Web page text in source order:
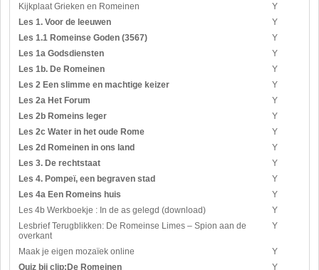
Kijkplaat Grieken en Romeinen
Y
Les 1. Voor de leeuwen
Y
Les 1.1 Romeinse Goden (3567)
Y
Les 1a Godsdiensten
Y
Les 1b. De Romeinen
Y
Les 2 Een slimme en machtige keizer
Y
Les 2a Het Forum
Y
Les 2b Romeins leger
Y
Les 2c Water in het oude Rome
Y
Les 2d Romeinen in ons land
Y
Les 3. De rechtstaat
Y
Les 4. Pompeï, een begraven stad
Y
Les 4a Een Romeins huis
Y
Les 4b Werkboekje : In de as gelegd (download)
Y
Lesbrief Terugblikken: De Romeinse Limes – Spion aan de
overkant
Y
Maak je eigen mozaïek online
Y
Quiz bij clip:De Romeinen
Y